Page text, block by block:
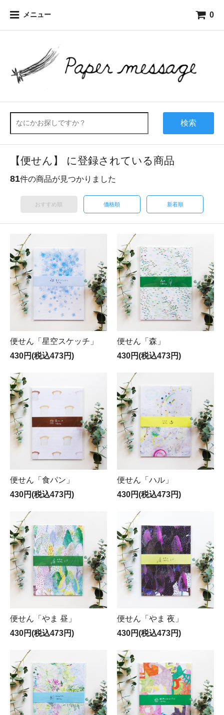
メニュー 0
検索
【便せん】 に登録されている商品
81件の商品が見つかりました
おすすめ順 価格順 新着順
便せん「星空スケッチ」
430円(税込473円)
便せん「森」
430円(税込473円)
便せん「食パン」
430円(税込473円)
便せん「ハル」
430円(税込473円)
便せん「やま 昼」
430円(税込473円)
便せん「やま 夜」
430円(税込473円)